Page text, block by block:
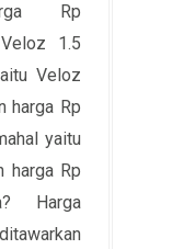
Rp
1.5
Veloz
harga Rp
yaitu
harga Rp
Harga